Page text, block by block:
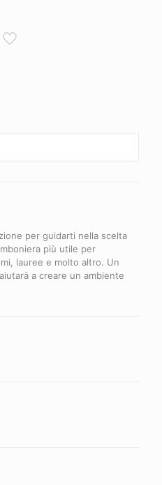
per guidarti nella scelta
più utile per
lauree e molto altro. Un
a creare un ambiente